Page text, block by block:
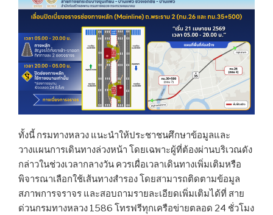
ทั้งนี้ กรมทางหลวง แนะนำให้ประชาชนศึกษาข้อมูลและ
วางแผนการเดินทางล่วงหน้า โดยเฉพาะผู้ที่ต้องผ่านบริเวณดัง
กล่าวในช่วงเวลากลางวัน ควรเผื่อเวลาเดินทางเพิ่มเติมหรือ
พิจารณาเลือกใช้เส้นทางสำรอง โดยสามารถติดตามข้อมูล
สภาพการจราจร และสอบถามรายละเอียดเพิ่มเติมได้ที่ สาย
ด่วนกรมทางหลวง 1586 โทรฟรีทุกเครือข่ายตลอด 24 ชั่วโมง